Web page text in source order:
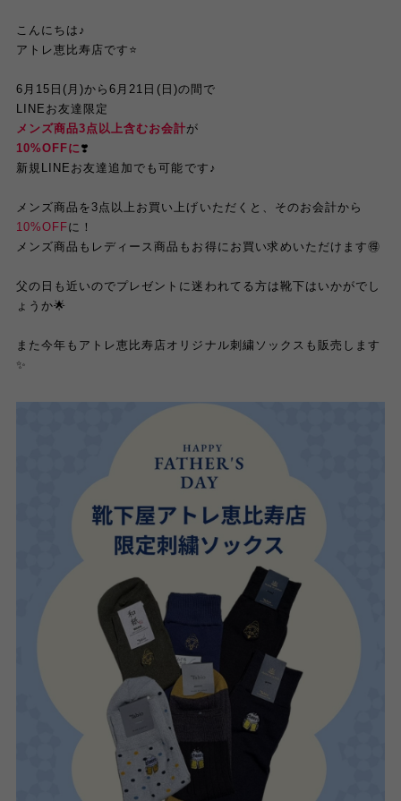
こんにちは♪
アトレ恵比寿店です⭐️
6月15日(月)から6月21日(日)の間で
LINEお友達限定
メンズ商品3点以上含むお会計が
10%OFFに ❣️
新規LINEお友達追加でも可能です♪
メンズ商品を3点以上お買い上げいただくと、そのお会計から
10%OFFに！
メンズ商品もレディース商品もお得にお買い求めいただけます🉐
父の日も近いのでプレゼントに迷われてる方は靴下はいかがでし
ょうか🌟
また今年もアトレ恵比寿店オリジナル刺繍ソックスも販売します
✨